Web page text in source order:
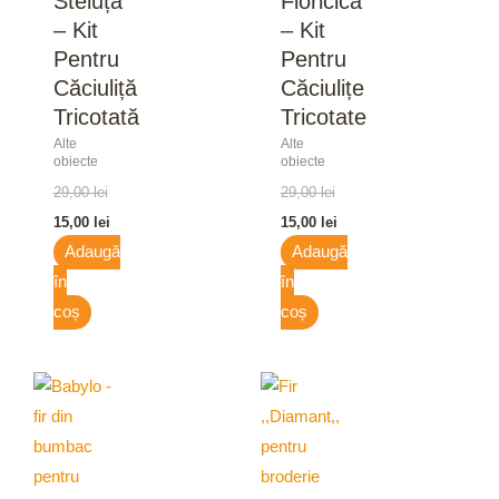
– Kit
Pentru
Căciuliță
Tricotată
Alte
obiecte
29,00lei
15,00 lei
Adaugă
în
coș
– Kit
Pentru
Căciulițe
Tricotate
Alte
obiecte
29,00lei
15,00 lei
Adaugă
în
coș